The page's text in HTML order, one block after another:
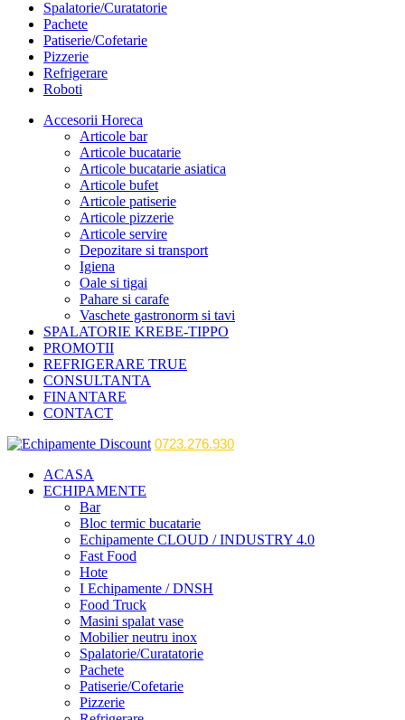
Spalatorie/Curatatorie
Pachete
Patiserie/Cofetarie
Pizzerie
Refrigerare
Roboti
Accesorii Horeca
Articole bar
Articole bucatarie
Articole bucatarie asiatica
Articole bufet
Articole patiserie
Articole pizzerie
Articole servire
Depozitare si transport
Igiena
Oale si tigai
Pahare si carafe
Vaschete gastronorm si tavi
SPALATORIE KREBE-TIPPO
PROMOTII
REFRIGERARE TRUE
CONSULTANTA
FINANTARE
CONTACT
0723.276.930
ACASA
ECHIPAMENTE
Bar
Bloc termic bucatarie
Echipamente CLOUD / INDUSTRY 4.0
Fast Food
Hote
I Echipamente / DNSH
Food Truck
Masini spalat vase
Mobilier neutru inox
Spalatorie/Curatatorie
Pachete
Patiserie/Cofetarie
Pizzerie